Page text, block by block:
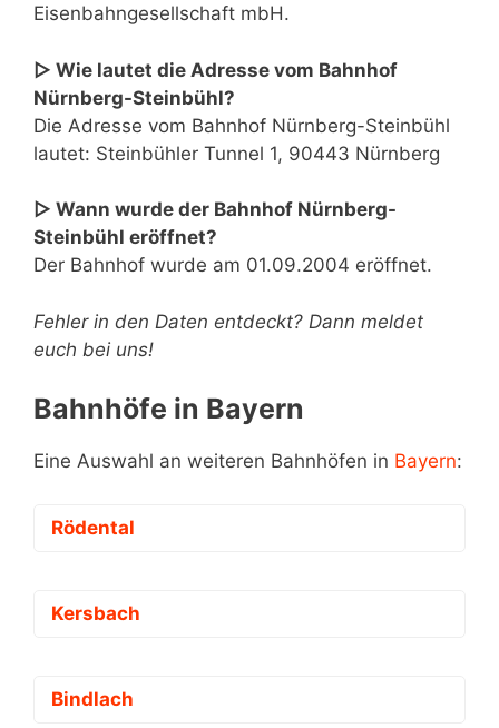
Eisenbahngesellschaft mbH.
▷ Wie lautet die Adresse vom Bahnhof
Nürnberg-Steinbühl?
Die Adresse vom Bahnhof Nürnberg-Steinbühl
lautet: Steinbühler Tunnel 1, 90443 Nürnberg
▷ Wann wurde der Bahnhof Nürnberg-
Steinbühl eröffnet?
Der Bahnhof wurde am 01.09.2004 eröffnet.
Fehler in den Daten entdeckt? Dann meldet
euch bei uns!
Bahnhöfe in Bayern
Eine Auswahl an weiteren Bahnhöfen in Bayern:
Rödental
Kersbach
Bindlach